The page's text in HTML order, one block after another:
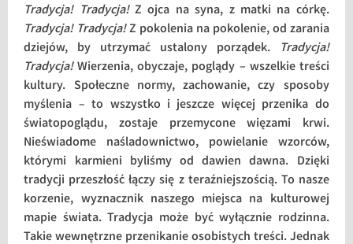
Tradycja! Tradycja!Z ojca na syna, z matki na córkę.
Tradycja! Tradycja!Z pokolenia na pokolenie, od zarania
dziejów, by utrzymać ustalony porządek.
Tradycja!
Tradycja!Wierzenia, obyczaje, poglądy – wszelkie treści
kultury. Społeczne normy, zachowanie, czy sposoby
myślenia – to wszystko i jeszcze więcej przenika do
światopoglądu, zostaje przemycone więzami krwi.
Nieświadome naśladownictwo, powielanie wzorców,
którymi karmieni byliśmy od dawien dawna. Dzięki
tradycji przeszłość łączy się z teraźniejszością. To nasze
korzenie, wyznacznik naszego miejsca na kulturowej
mapie świata. Tradycja może być wyłącznie rodzinna.
Takie wewnętrzne przenikanie osobistych treści. Jednak